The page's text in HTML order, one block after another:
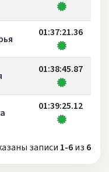
01:37:21.36
01:38:45.87
01:39:25.12
записи 1-6из 6